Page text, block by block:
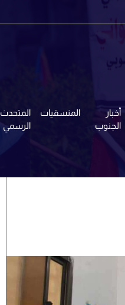
أخبار
الجنوب
المنسقيات
المتحدث
الرسمي